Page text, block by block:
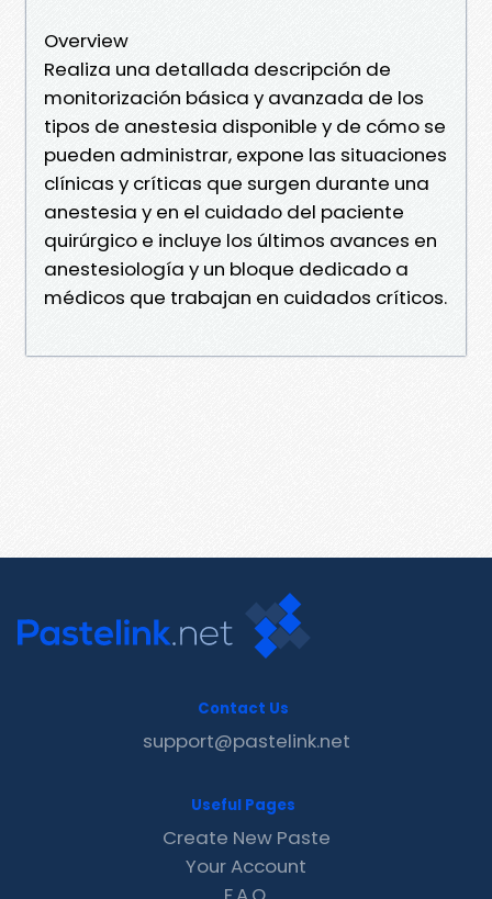
Overview
Realiza una detallada descripción de
monitorización básica y avanzada de los
tipos de anestesia disponible y de cómo se
pueden administrar, expone las situaciones
clínicas y críticas que surgen durante una
anestesia y en el cuidado del paciente
quirúrgico e incluye los últimos avances en
anestesiología y un bloque dedicado a
médicos que trabajan en cuidados críticos.
Contact Us
support@pastelink.net
Useful Pages
Create New Paste
Your Account